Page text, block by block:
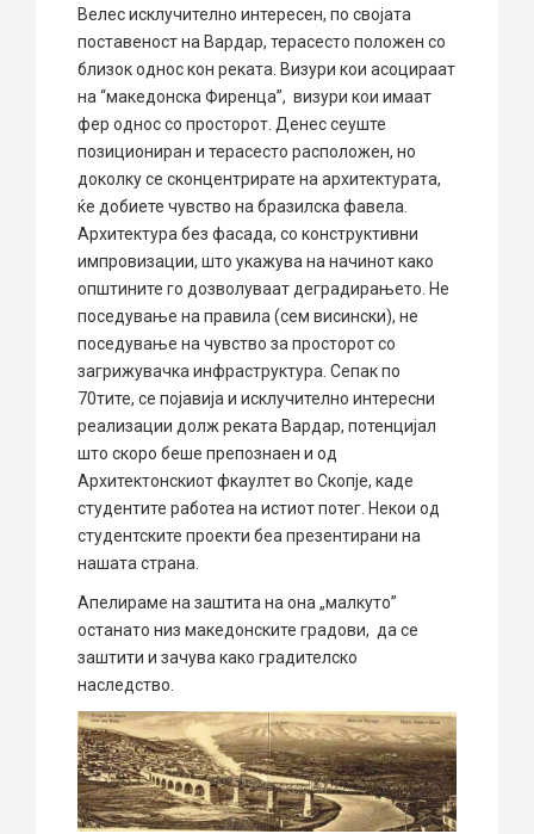
Велес исклучително интересен, по својата
поставеност на Вардар, терасесто положен со
близок однос кон реката. Визури кои асоцираат
на “македонска Фиренца”, визури кои имаат
фер однос со просторот. Денес сеуште
позициониран и терасесто расположен, но
доколку се сконцентрирате на архитектурата,
ќе добиете чувство на бразилска фавела.
Архитектура без фасада, со конструктивни
импровизации, што укажува на начинот како
општините го дозволуваат деградирањето. Не
поседување на правила (сем висински), не
поседување на чувство за просторот со
загрижувачка инфраструктура. Сепак по
70тите, се појавија и исклучително интересни
реализации долж реката Вардар, потенцијал
што скоро беше препознаен и од
Архитектонскиот фкаултет во Скопје, каде
студентите работеа на истиот потег. Некои од
студентските проекти беа презентирани на
нашата страна.
Апелираме на заштита на она „малкуто”
останато низ македонските градови, да се
заштити и зачува како градителско
наследство.